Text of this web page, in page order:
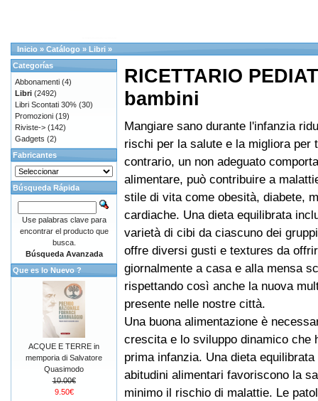
Inicio » Catálogo » Libri »
RICETTARIO
bambini
Mangiare sano durante l'infanzia
rischi per la salute e la migliora per
contrario, un non adeguato
alimentare, può contribuire a
stile di vita come obesità, diabete,
cardiache. Una dieta equilibrata
varietà di cibi da ciascuno dei
offre diversi gusti e textures da
giornalmente a casa e alla mensa
rispettando così anche la nuova
presente nelle nostre città.
Una buona alimentazione è
crescita e lo sviluppo dinamico che
prima infanzia. Una dieta equilibrata
abitudini alimentari favoriscono la
minimo il rischio di malattie. Le
Categorías
Abbonamenti (4)
Libri (2492)
Libri Scontati 30% (30)
Promozioni (19)
Riviste-> (142)
Gadgets (2)
Fabricantes
Búsqueda Rápida
Use palabras clave para
encontrar el producto que
busca.
Búsqueda Avanzada
Que es lo Nuevo ?
ACQUE E TERRE in
memporia di Salvatore
Quasimodo
10.00€
9.50€